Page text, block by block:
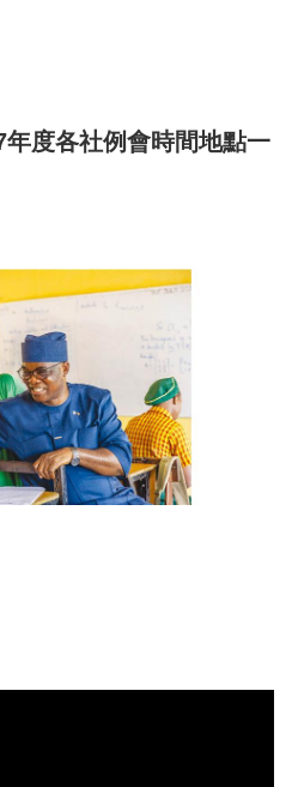
度各社例會時間地點一